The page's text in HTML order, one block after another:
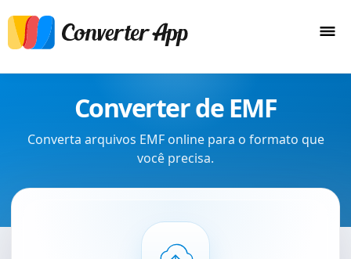
Converter de EMF
Converta arquivos EMF online para o formato que
você precisa.